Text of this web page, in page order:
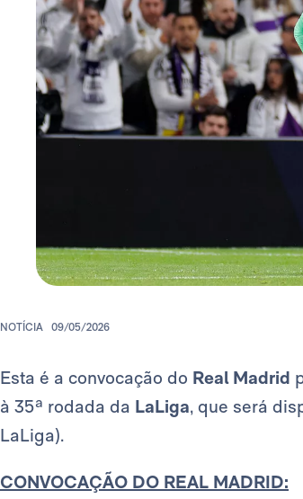
NOTÍCIA 09/05/2026
Esta é a convocação do Real Madrid
à 35ª rodada da LaLiga, que será
LaLiga).
CONVOCAÇÃO DO REAL MADRID: